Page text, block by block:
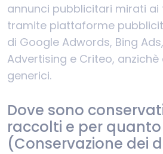
annunci pubblicitari mirati ai
tramite piattaforme
di Google Adwords, Bing
Advertising e Criteo,
generici.
Dove sono
raccolti e per
(Conservazione dei